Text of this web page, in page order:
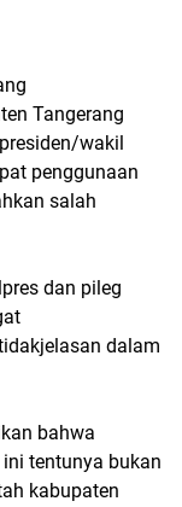
Tangerang
wakil
penggunaan
salah
dan pileg
dalam
bahwa
tentunya bukan
kabupaten